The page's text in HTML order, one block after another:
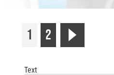
1 2 r
Text